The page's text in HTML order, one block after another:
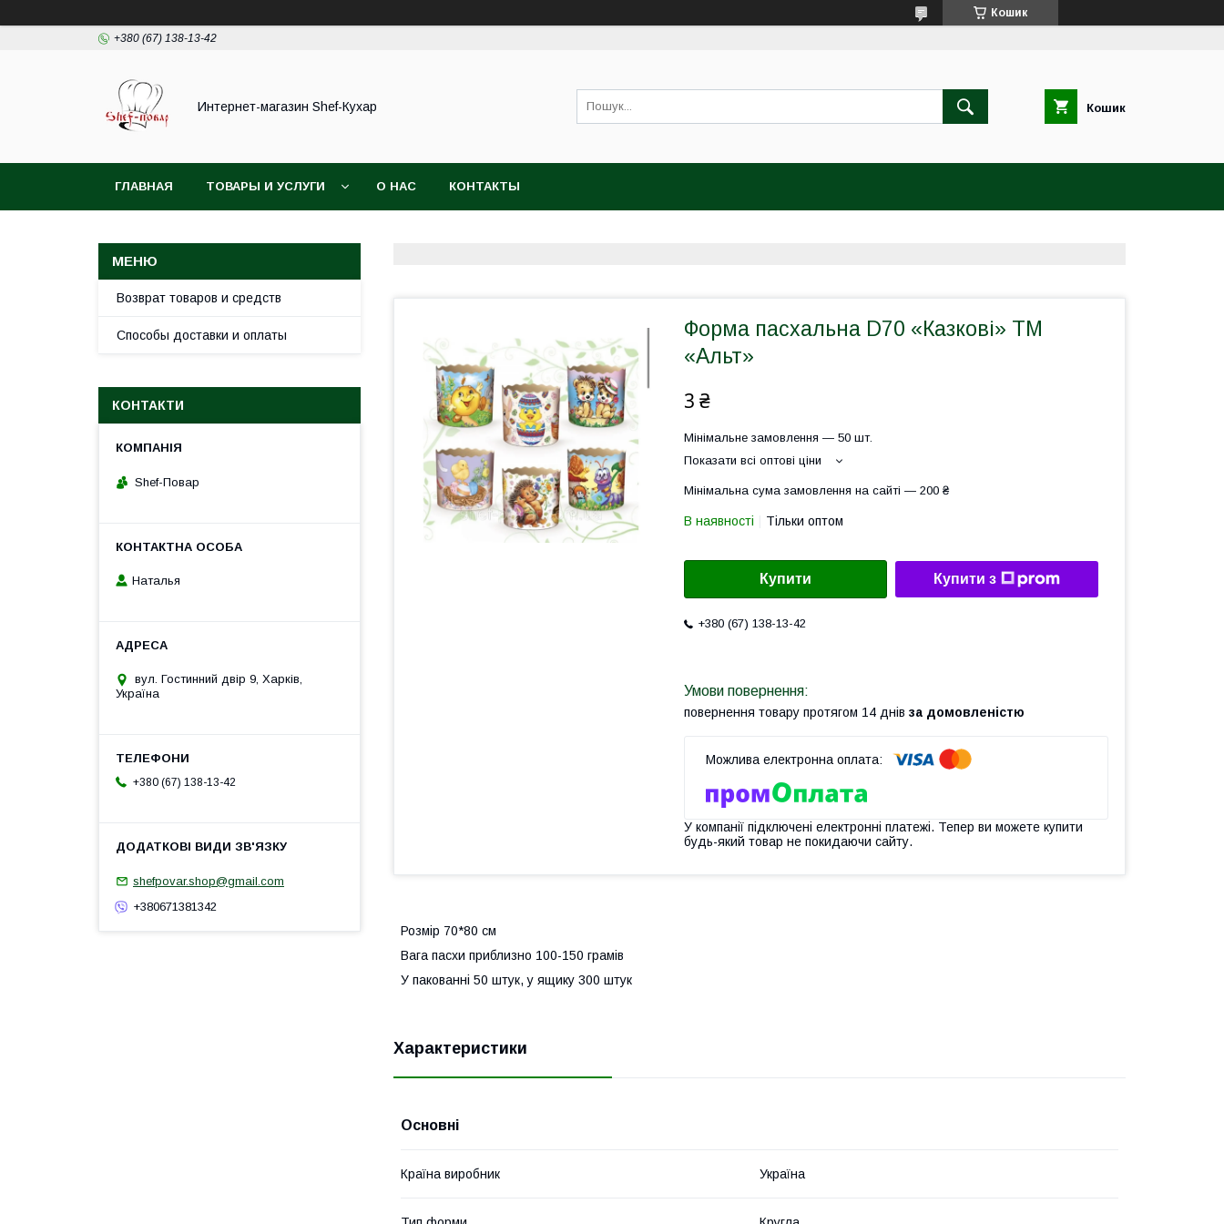
Кошик
+380 (67) 138-13-42
Интернет-магазин Shef-Кухар Кошик
ГЛАВНАЯ ТОВАРЫ И УСЛУГИ О НАС КОНТАКТЫ
Форма пасхальна D70 «Казкові» ТМ
«Альт»
3 ₴
Мінімальне замовлення — 50 шт.
Показати всі оптові ціни
Мінімальна сума замовлення на сайті — 200 ₴
В наявності Тільки оптом
Купити Купити з
+380 (67) 138-13-42
повернення товару протягом 14 днів за домовленістю
У компанії підключені електронні платежі. Тепер ви можете купити
будь-який товар не покидаючи сайту.
Розмір 70*80 см
Вага пасхи приблизно 100-150 грамів
У пакованні 50 штук, у ящику 300 штук
Характеристики
Основні
Країна виробник Україна
Возврат товаров и средств
Способы доставки и оплаты
КОНТАКТИ
Shef-Повар
Наталья
вул. Гостинний двір 9, Харків,
Україна
+380 (67) 138-13-42
shefpovar.shop@gmail.com
+380671381342